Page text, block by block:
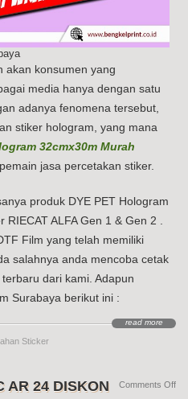
akan konsumen yang
media hanya dengan satu
adanya fenomena tersebut,
stiker hologram, yang mana
32cmx30m Murah
jasa percetakan stiker.
produk DYE PET Hologram
ALFA Gen 1 & Gen 2 .
Film yang telah memiliki
salahnya anda mencoba cetak
dari kami. Adapun
Surabaya berikut ini :
read more
Sticker
AR 24 DISKON
Comments Offon